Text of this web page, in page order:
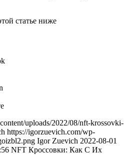
статье ниже
uploads/2022/08/nft-krossovki-
https://igorzuevich.com/wp-
Igor Zuevich 2022-08-01
NFT Кроссовки: Как С Их